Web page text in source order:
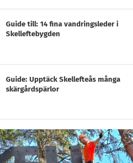
Guide till: 14 fina vandringsleder i
Skelleftebygden
Guide: Upptäck Skellefteås många
skärgårdspärlor